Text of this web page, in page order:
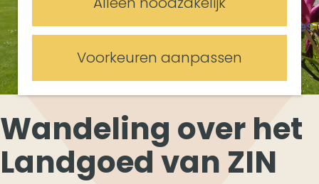
Voorkeuren aanpassen
a
g
e
Vergaderlocaties
Evenementenlocaties
Wandeling over het
Landgoed van ZIN